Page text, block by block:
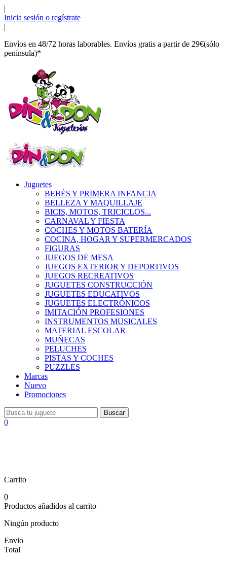
|
Inicia sesión o regístrate
|
Envíos en 48/72 horas laborables. Envíos gratis a partir de 29€(sólo
península)*
Juguetes
BEBÉS Y PRIMERA INFANCIA
BELLEZA Y MAQUILLAJE
BICIS, MOTOS, TRICICLOS...
CARNAVAL Y FIESTA
COCHES Y MOTOS BATERÍA
COCINA, HOGAR Y SUPERMERCADOS
FIGURAS
JUEGOS DE MESA
JUEGOS EXTERIOR Y DEPORTIVOS
JUEGOS RECREATIVOS
JUGUETES CONSTRUCCIÓN
JUGUETES EDUCATIVOS
JUGUETES ELECTRÓNICOS
IMITACIÓN PROFESIONES
INSTRUMENTOS MUSICALES
MATERIAL ESCOLAR
MUÑECAS
PELUCHES
PISTAS Y COCHES
PUZZLES
Marcas
Nuevo
Promociones
Buscar
0
Carrito
0
Productos añadidos al carrito
Ningún producto
Envio
Total